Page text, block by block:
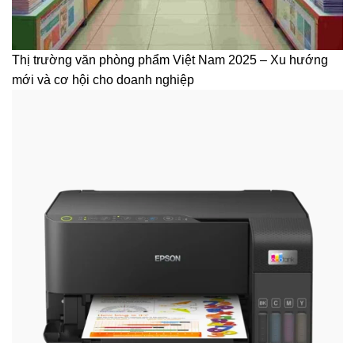
Thị trường văn phòng phẩm Việt Nam 2025 – Xu hướng
mới và cơ hội cho doanh nghiệp